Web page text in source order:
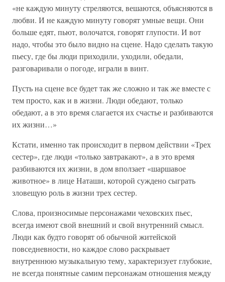
«не каждую минуту стреляются, вешаются, объясняются в
любви. И не каждую минуту говорят умные вещи. Они
больше едят, пьют, волочатся, говорят глупости. И вот
надо, чтобы это было видно на сцене. Надо сделать такую
пьесу, где бы люди приходили, уходили, обедали,
разговаривали о погоде, играли в винт.
Пусть на сцене все будет так же сложно и так же вместе с
тем просто, как и в жизни. Люди обедают, только
обедают, а в это время слагается их счастье и разбиваются
их жизни…»
Кстати, именно так происходит в первом действии «Трех
сестер», где люди «только завтракают», а в это время
разбиваются их жизни, в дом вползает «шаршавое
животное» в лице Наташи, которой суждено сыграть
зловещую роль в жизни трех сестер.
Слова, произносимые персонажами чеховских пьес,
всегда имеют свой внешний и свой внутренний смысл.
Люди как будто говорят об обычной житейской
повседневности, но каждое слово раскрывает
внутреннюю музыкальную тему, характеризует глубокие,
не всегда понятные самим персонажам отношения между